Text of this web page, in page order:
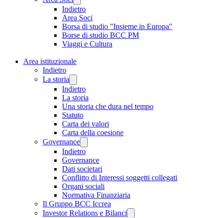
Indietro
Area Soci
Borsa di studio "Insieme in Europa"
Borse di studio BCC PM
Viaggi e Cultura
Area istituzionale
Indietro
La storia
Indietro
La storia
Una storia che dura nel tempo
Statuto
Carta dei valori
Carta della coesione
Governance
Indietro
Governance
Dati societari
Conflitto di Interessi soggetti collegati
Organi sociali
Normativa Finanziaria
Il Gruppo BCC Iccrea
Investor Relations e Bilanci